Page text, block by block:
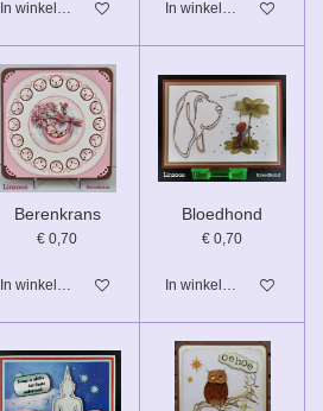
In winkelwagen In winkelwagen
Berenkrans
€ 0,70
In winkelwagen
Bloedhond
€ 0,70
In winkelwagen